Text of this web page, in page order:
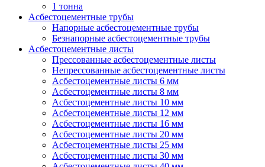
1 тонна
Асбестоцементные трубы
Напорные асбестоцементные трубы
Безнапорные асбестоцементные трубы
Асбестоцементные листы
Прессованные асбестоцементные листы
Непрессованные асбестоцементные листы
Асбестоцементные листы 6 мм
Асбестоцементные листы 8 мм
Асбестоцементные листы 10 мм
Асбестоцементные листы 12 мм
Асбестоцементные листы 16 мм
Асбестоцементные листы 20 мм
Асбестоцементные листы 25 мм
Асбестоцементные листы 30 мм